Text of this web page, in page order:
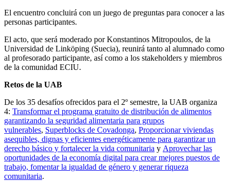
El encuentro concluirá con un juego de preguntas para conocer a las
personas participantes.
El acto, que será moderado por Konstantinos Mitropoulos, de la
Universidad de Linköping (Suecia), reunirá tanto al alumnado como
al profesorado participante, así como a los stakeholders y miembros
de la comunidad ECIU.
Retos de la UAB
De los 35 desafíos ofrecidos para el 2º semestre, la UAB organiza
4: Transformar el programa gratuito de distribución de alimentos
garantizando la seguridad alimentaria para grupos
vulnerables, Superblocks de Covadonga, Proporcionar viviendas
asequibles, dignas y eficientes energéticamente para garantizar un
derecho básico y fortalecer la vida comunitaria y Aprovechar las
oportunidades de la economía digital para crear mejores puestos de
trabajo, fomentar la igualdad de género y generar riqueza
comunitaria.